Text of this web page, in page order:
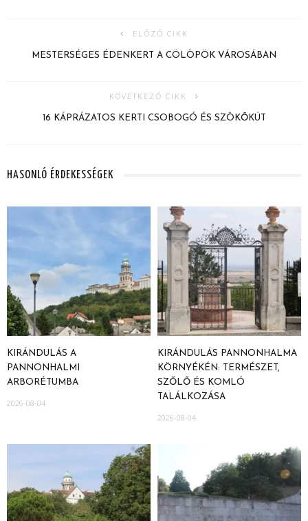
ELŐZŐ CIKK
MESTERSÉGES ÉDENKERT A CÖLÖPÖK VÁROSÁBAN
KÖVETKEZŐ CIKK
16 KÁPRÁZATOS KERTI CSOBOGÓ ÉS SZÖKŐKÚT
HASONLÓ ÉRDEKESSÉGEK
KIRÁNDULÁS A
PANNONHALMI
ARBORÉTUMBA
2026-08-04
KIRÁNDULÁS PANNONHALMA
KÖRNYÉKÉN: TERMÉSZET,
SZŐLŐ ÉS KOMLÓ
TALÁLKOZÁSA
2026-08-04